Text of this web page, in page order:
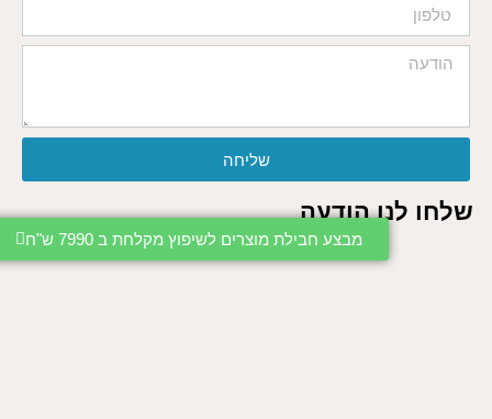
מבצע חבילת מוצרים לשיפוץ מקלחת ב 7990 ש"ח
שליחה
שלחו לנו הודעה